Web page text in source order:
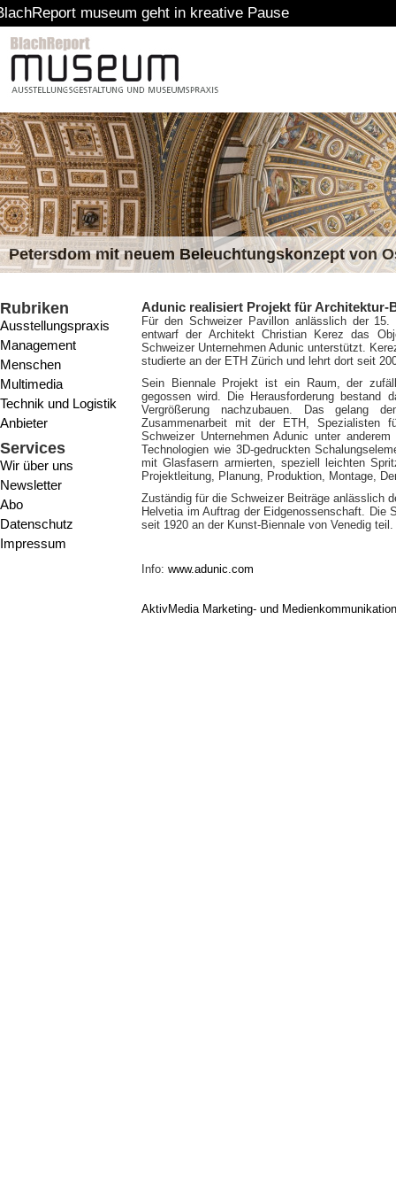
museum geht in kreative Pause
Petersdom mit neuem Beleuchtungskonzept von
Rubriken
Ausstellungspraxis
Management
Menschen
Multimedia
Technik und Logistik
Anbieter
Services
Wir über uns
Newsletter
Abo
Datenschutz
Impressum
Adunic realisiert Projekt für Architektur-
Für den Schweizer Pavillon anlässlich der 15.
entwarf der Architekt Christian Kerez das
Schweizer Unternehmen Adunic unterstützt.
studierte an der ETH Zürich und lehrt dort seit
Sein Biennale Projekt ist ein Raum, der
gegossen wird. Die Herausforderung bestand
Vergrößerung nachzubauen. Das gelang
Zusammenarbeit mit der ETH, Spezialisten
Schweizer Unternehmen Adunic unter
Technologien wie 3D-gedruckten
mit Glasfasern armierten, speziell leichten
Projektleitung, Planung, Produktion, Montage,
Zuständig für die Schweizer Beiträge anlässlich
Helvetia im Auftrag der Eidgenossenschaft. Die
seit 1920 an der Kunst-Biennale von Venedig teil.
Info: www.adunic.com
AktivMedia Marketing- und